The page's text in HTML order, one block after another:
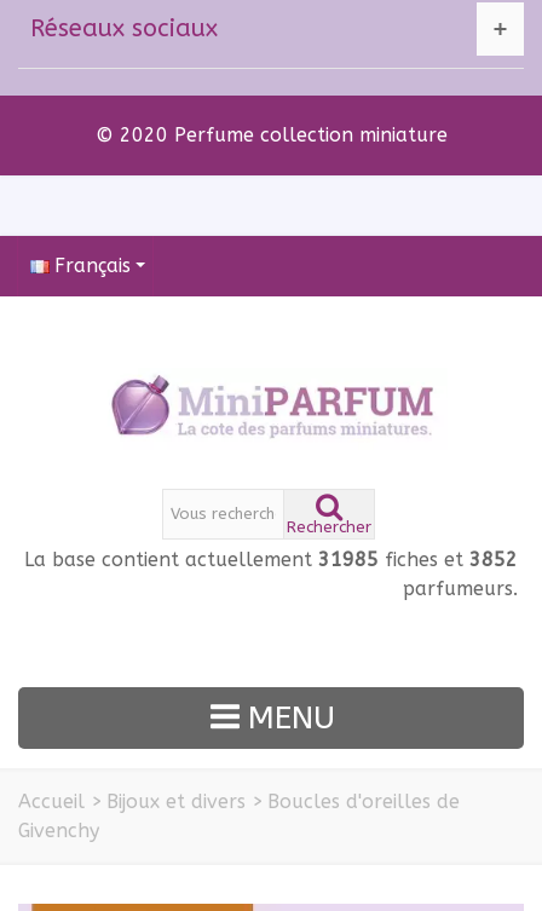
Réseaux sociaux
© 2020 Perfume collection miniature
Français
Rechercher
La base contient actuellement 31985 fiches et 3852
parfumeurs.
MENU
Accueil > Bijoux et divers > Boucles d'oreilles de
Givenchy